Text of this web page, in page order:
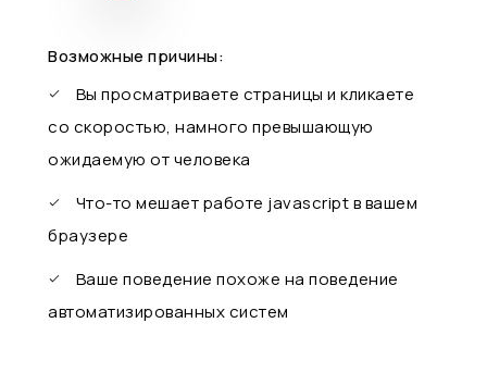
Возможные причины:
Вы просматриваете страницы и кликаете
со скоростью, намного превышающую
ожидаемую от человека
Что-то мешает работе javascript в вашем
браузере
Ваше поведение похоже на поведение
автоматизированных систем